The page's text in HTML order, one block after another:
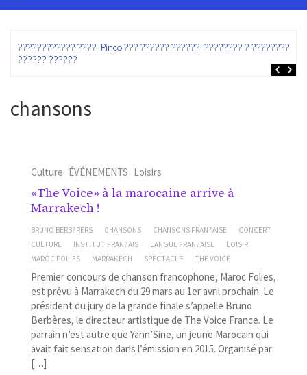
???????????? ???? Pinco ??? ?????? ??????: ???????? ? ???????? ?
?????? ??????
chansons
Culture ÉVÉNEMENTS Loisirs
«The Voice» à la marocaine arrive à
Marrakech !
BRUNO BERB?RERS CHANSONS CHANSONS FRAN?AISE
CONCERT
CULTURE
INSTITUT FRAN?AIS LANGUE FRAN?AISE
LOISIR
MAROC FOLIES
MARRAKECH SPECTACLE THE VOICE
Premier concours de chanson francophone, Maroc Folies,
est prévu à Marrakech du 29 mars au 1er avril prochain. Le
président du jury de la grande finale s’appelle Bruno
Berbères, le directeur artistique de The Voice France. Le
parrain n’est autre que Yann’Sine, un jeune Marocain qui
avait fait sensation dans l’émission en 2015. Organisé par
[…]